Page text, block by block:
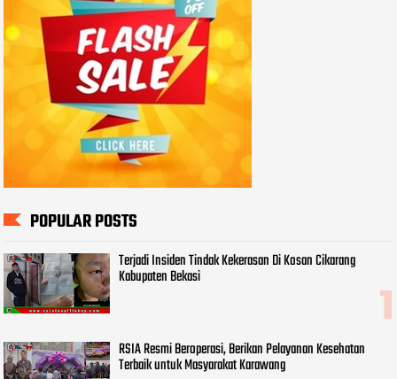
POPULAR POSTS
Terjadi Insiden Tindak Kekerasan Di Kosan Cikarang
Kabupaten Bekasi
RSIA Resmi Beroperasi, Berikan Pelayanan Kesehatan
Terbaik untuk Masyarakat Karawang